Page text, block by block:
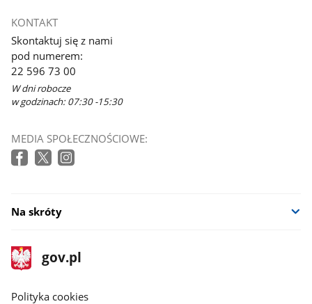
KONTAKT
Skontaktuj się z nami
pod numerem:
22 596 73 00
W dni robocze
w godzinach: 07:30 -15:30
MEDIA SPOŁECZNOŚCIOWE:
Na skróty
stopka
gov.pl
Strona
gov.pl
gov.pl
Polityka cookies